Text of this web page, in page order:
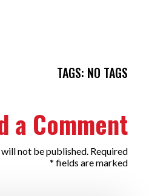
TAGS: NO TAGS
a Comment
not be published. Required
fields are marked *